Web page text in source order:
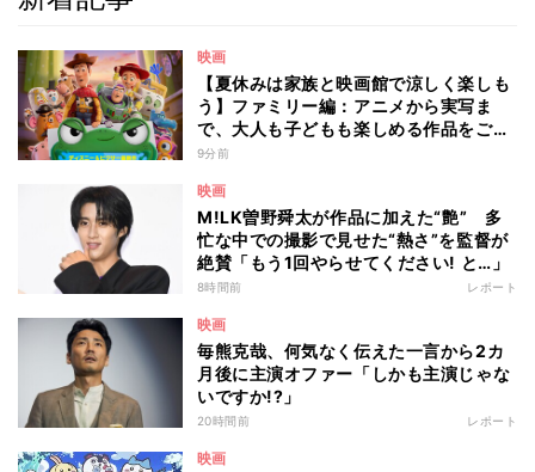
映画
【夏休みは家族と映画館で涼しく楽しも
う】ファミリー編：アニメから実写ま
で、大人も子どもも楽しめる作品をご紹
介 - 編集部が注目する最新映画5選
9分前
映画
M!LK曽野舜太が作品に加えた“艶” 多
忙な中での撮影で見せた“熱さ”を監督が
絶賛「もう1回やらせてください! と…」
8時間前 レポート
映画
毎熊克哉、何気なく伝えた一言から2カ
月後に主演オファー「しかも主演じゃな
いですか!?」
20時間前 レポート
映画